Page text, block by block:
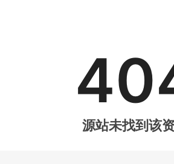
源站未找到该